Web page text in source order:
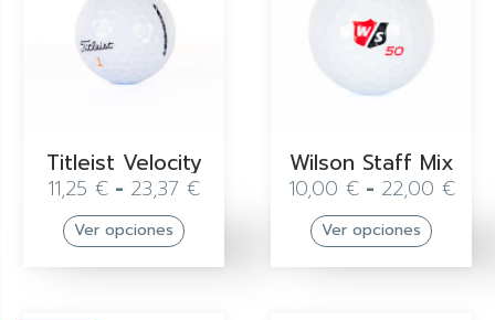
Titleist Velocity
11,25 € - 23,37 €
Ver opciones
Wilson Staff Mix
10,00 € - 22,00 €
Ver opciones